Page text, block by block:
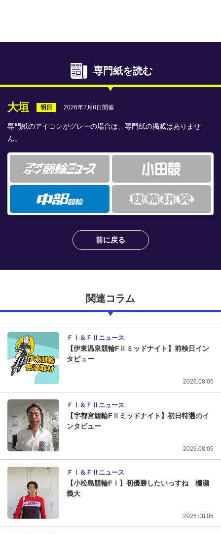
本日のおすすめレース
年間開催予定表
トリマクリオリジナル予想
トリマクリコラム
お知らせ
番記者とくダネ！
選手ランキング
ご意見をお聞かせください
お問い合わせ
支払い方法、ポイント利用規約
車券は20歳になってから・のめり込む不安のある方のご相
よくある質問
専門紙を読む
大垣 明日 2026年7月8日開催
専門紙のアイコンがグレーの場合は、専門紙の掲載はありませ
ん。
前に戻る
関連コラム
ＦⅠ＆ＦⅡニュース
【伊東温泉競輪FⅡミッドナイト】前検日イン
タビュー
2026.08.05
ＦⅠ＆ＦⅡニュース
【宇都宮競輪FⅡミッドナイト】初日特選のイ
ンタビュー
2026.08.05
ＦⅠ＆ＦⅡニュース
【小松島競輪FⅠ】初優勝したいっすね 棚瀬
義大
2026.08.05